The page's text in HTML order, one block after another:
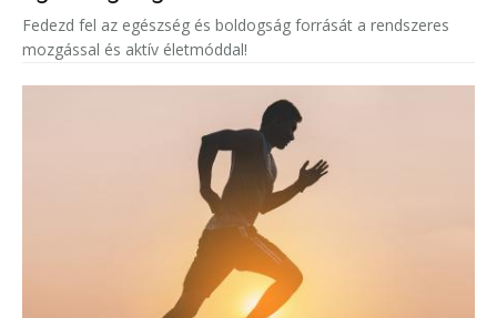
Fedezd fel az egészség és boldogság forrását a rendszeres
mozgással és aktív életmóddal!